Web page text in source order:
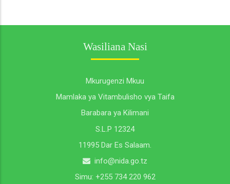
Wasiliana Nasi
Mkurugenzi Mkuu
Mamlaka ya Vitambulisho vya Taifa
Barabara ya Kilimani
S.L.P 12324
11995 Dar Es Salaam.
info@nida.go.tz
Simu: +255 734 220 962